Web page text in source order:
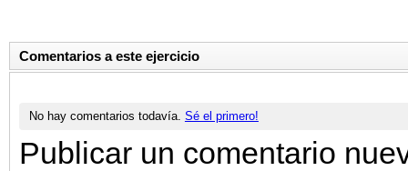
Comentarios a este ejercicio
No hay comentarios todavía. Sé el primero!
Publicar un comentario